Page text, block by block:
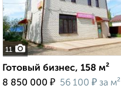
11
Готовый бизнес, 158 м²
8 850 000 ₽ 56 100 ₽ за м²